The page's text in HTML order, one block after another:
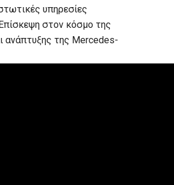
υπηρεσίες
στον κόσμο της
ανάπτυξης της Mercedes-